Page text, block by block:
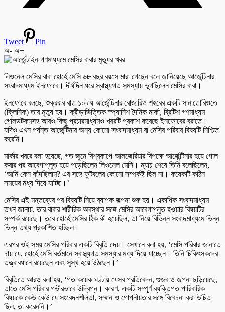
Tweet
Pin
অ- অ+
লিওনেল মেসির বাবা হোর্হে মেসি ৬৮ বছর বয়সে মারা গেছেন বলে জানিয়েছে আর্জেন্টিনার
সংবাদমাধ্যম ইনফোবে। দীর্ঘদিন ধরে স্বাস্থ্যগত সমস্যায় ভুগছিলেন মেসির বাবা।
ইনফোবে বলছে, শুক্রবার রাত ১০টায় আর্জেন্টিনার রোজারিও শহরের একটি সানাতোরিওতে
(ক্লিনিক) তার মৃত্যু হয়। ক্রীড়াভিত্তিক স্প্যানিশ দৈনিক মার্কা, ব্রিটিশ গণমাধ্যম
গোলডটকমসহ আরও কিছু প্রচারমাধ্যমও খবরটি প্রকাশ করেছে ইনফোবের বরাতে।
যদিও এখন পর্যন্ত আর্জেন্টিনার অন্য কোনো সংবাদমাধ্যম বা মেসির পরিবার বিষয়টি নিশ্চিত
করেনি।
মার্কার খবরে বলা হয়েছে, গত জুনে বিশ্বকাপে আলজেরিয়ার বিপক্ষে আর্জেন্টিনার হয়ে গোল
করার পর আবেগাপ্লুত হয়ে পড়েছিলেন লিওনেল মেসি। ম্যাচ শেষে তিনি বলেছিলেন,
‘আমি কেন কাঁদছিলাম? এর সঙ্গে ফুটবলের কোনো সম্পর্কই ছিল না। কয়েকটি কঠিন
সময়ের মধ্য দিয়ে যাচ্ছি।’
মেসির এই মন্তব্যের পর বিষয়টি নিয়ে ব্যাপক জল্পনা শুরু হয়। একাধিক সংবাদমাধ্যম
তখন জানায়, তার বাবার শারীরিক অবস্থার সঙ্গে মেসির আবেগাপ্লুত হওয়ার বিষয়টির
সম্পর্ক রয়েছে। তবে হোর্হে মেসির ঠিক কী হয়েছিল, তা নিয়ে বিভিন্ন সংবাদমাধ্যমে ভিন্ন
ভিন্ন তথ্য প্রকাশিত হচ্ছিল।
এরপর ওই সময় মেসির পরিবার একটি বিবৃতি দেয়। সেখানে বলা হয়, ‘মেসি পরিবার জানাতে
চায় যে, হোর্হে মেসি বর্তমানে স্বাস্থ্যগত সমস্যার মধ্য দিয়ে যাচ্ছেন। তিনি চিকিৎসকদের
তত্ত্বাবধানে রয়েছেন এবং সুস্থ হয়ে উঠছেন।’
বিবৃতিতে আরও বলা হয়, ‘গত কয়েক ঘণ্টায় যেসব প্রতিবেদন, গুজব ও জল্পনা ছড়িয়েছে,
তাতে মেসি পরিবার গভীরভাবে উদ্বিগ্ন। কারণ, একটি সম্পূর্ণ ব্যক্তিগত পারিবারিক
বিষয়কে কেউ কেউ যে সংবেদনশীলতা, সম্মান ও গোপনীয়তার সঙ্গে বিবেচনা করা উচিত
ছিল, তা করেননি।’